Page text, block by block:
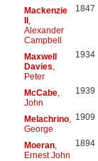
Mackenzie
,
Alexander
Campbell
1847
Maxwell
Davies,
Peter
1934
McCabe,
John
1939
Melachrino,
George
1909
Moeran,
Ernest John
1894